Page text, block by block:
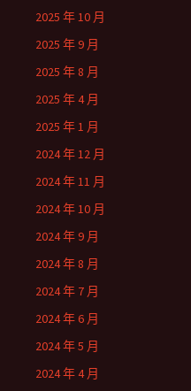
2025 年 10 月
2025 年 9 月
2025 年 8 月
2025 年 4 月
2025 年 1 月
2024 年 12 月
2024 年 11 月
2024 年 10 月
2024 年 9 月
2024 年 8 月
2024 年 7 月
2024 年 6 月
2024 年 5 月
2024 年 4 月